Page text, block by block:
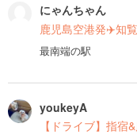
にゃんちゃん
鹿児島空港発✈️知
最南端の駅
youkeyA
【ドライブ】指宿